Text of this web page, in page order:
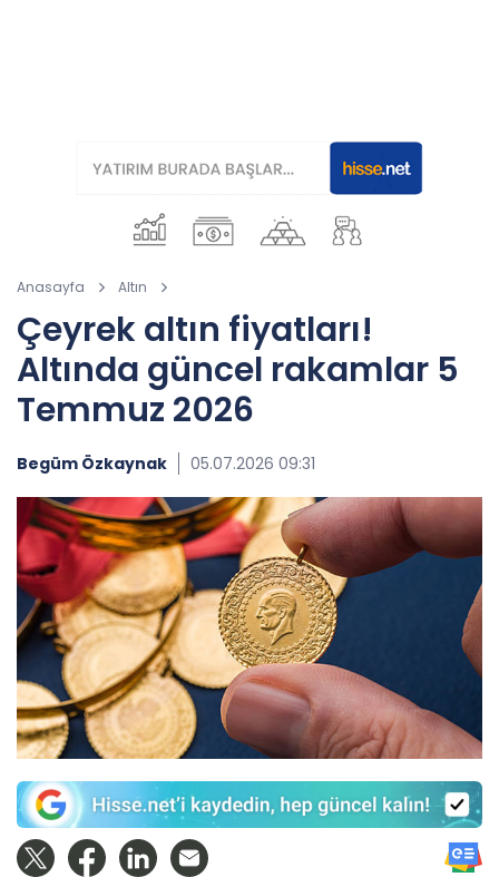
Anasayfa Altın
Çeyrek altın fiyatları!
Altında güncel rakamlar 5
Temmuz 2026
Begüm Özkaynak 05.07.2026 09:31